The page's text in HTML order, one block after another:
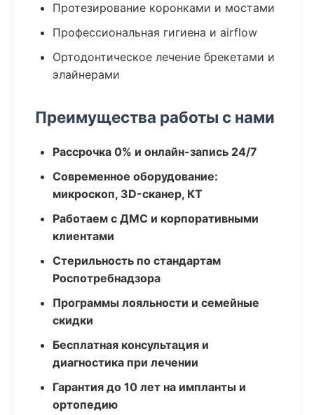
Протезирование коронками и мостами
Профессиональная гигиена и airflow
Ортодонтическое лечение брекетами и
элайнерами
Преимущества работы с нами
Рассрочка 0% и онлайн-запись 24/7
Современное оборудование:
микроскоп, 3D-сканер, КТ
Работаем с ДМС и корпоративными
клиентами
Стерильность по стандартам
Роспотребнадзора
Программы лояльности и семейные
скидки
Бесплатная консультация и
диагностика при лечении
Гарантия до 10 лет на импланты и
ортопедию